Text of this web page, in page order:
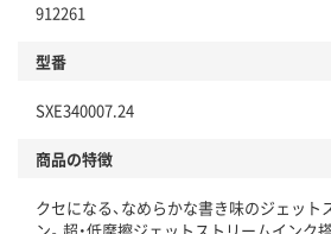
912261
型番
SXE340007.24
商品の特徴
クセになる、なめらかな書き味のジェッ